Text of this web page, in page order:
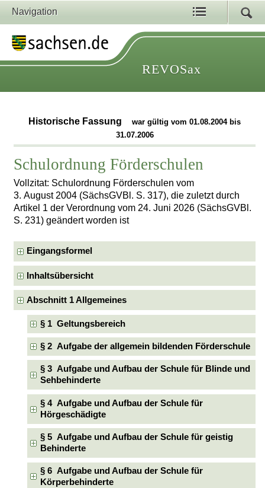
Navigation
REVOSax
Historische Fassung
war gültig vom 01.08.2004 bis
31.07.2006
Schulordnung Förderschulen
Vollzitat: Schulordnung Förderschulen vom
3. August 2004 (SächsGVBl. S. 317), die zuletzt durch
Artikel 1 der Verordnung vom 24. Juni 2026 (SächsGVBl.
S. 231) geändert worden ist
Eingangsformel
Inhaltsübersicht
Abschnitt 1 Allgemeines
§ 1 Geltungsbereich
§ 2 Aufgabe der allgemein bildenden Förderschule
§ 3 Aufgabe und Aufbau der Schule für Blinde und
Sehbehinderte
§ 4 Aufgabe und Aufbau der Schule für
Hörgeschädigte
§ 5 Aufgabe und Aufbau der Schule für geistig
Behinderte
§ 6 Aufgabe und Aufbau der Schule für
Körperbehinderte